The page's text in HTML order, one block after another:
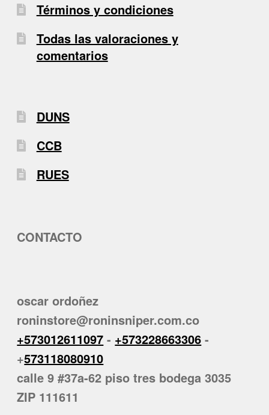
Términos y condiciones
Todas las valoraciones y
comentarios
DUNS
CCB
RUES
CONTACTO
oscar ordoñez
roninstore@roninsniper.com.co
+573012611097 - +573228663306 -
+573118080910
calle 9 #37a-62 piso tres bodega 3035
ZIP 111611